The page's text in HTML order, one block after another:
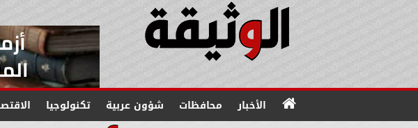
الأخبار محافظات شؤون عربية تكنولوجيا